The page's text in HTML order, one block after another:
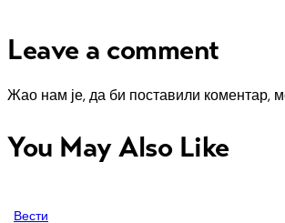
Leave a comment
Жао нам је, да би поставили коментар,
You May Also Like
Вести